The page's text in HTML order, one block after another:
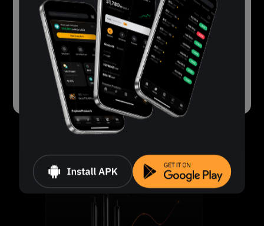
restricțiilor normative. Dacă consideri că ești un
client admisibil pentru acest serviciu sau produs,
contacteazăserviciul nostru de asistențăpentru
ajutor.
Mulțumim!
Înapoi la pagina de pornire
Administrare independentă a poziției